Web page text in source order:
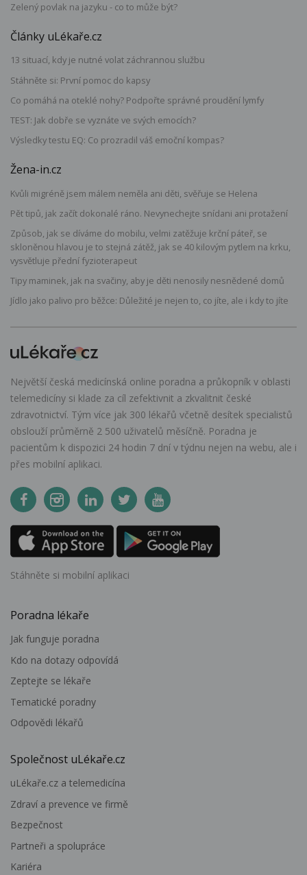
Zelený povlak na jazyku - co to může být?
Články uLékaře.cz
13 situací, kdy je nutné volat záchrannou službu
Stáhněte si: První pomoc do kapsy
Co pomáhá na oteklé nohy? Podpořte správné proudění lymfy
TEST: Jak dobře se vyznáte ve svých emocích?
Výsledky testu EQ: Co prozradil váš emoční kompas?
Žena-in.cz
Kvůli migréně jsem málem neměla ani děti, svěřuje se Helena
Pět tipů, jak začít dokonalé ráno. Nevynechejte snídani ani protažení
Způsob, jak se díváme do mobilu, velmi zatěžuje krční páteř, se
skloněnou hlavou je to stejná zátěž, jak se 40 kilovým pytlem na krku,
vysvětluje přední fyzioterapeut
Tipy maminek, jak na svačiny, aby je děti nenosily nesnědené domů
Jídlo jako palivo pro běžce: Důležité je nejen to, co jíte, ale i kdy to jíte
Největší česká medicínská online poradna a průkopník v oblasti
telemedicíny si klade za cíl zefektivnit a zkvalitnit české
zdravotnictví. Tým více jak 300 lékařů včetně desítek specialistů
obslouží průměrně 2 500 uživatelů měsíčně. Poradna je
pacientům k dispozici 24 hodin 7 dní v týdnu nejen na webu, ale i
přes mobilní aplikaci.
Stáhněte si mobilní aplikaci
Poradna lékaře
Jak funguje poradna
Kdo na dotazy odpovídá
Zeptejte se lékaře
Tematické poradny
Odpovědi lékařů
Společnost uLékaře.cz
uLékaře.cz a telemedicína
Zdraví a prevence ve firmě
Bezpečnost
Partneři a spolupráce
Kariéra